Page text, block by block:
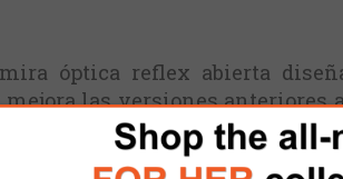
óptica reflex abierta
mejora las versiones
modelos de ópticas de pistola
evitar cambios de